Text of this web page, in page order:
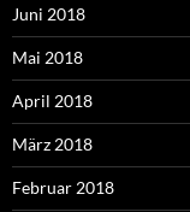
Juni 2018
Mai 2018
April 2018
März 2018
Februar 2018